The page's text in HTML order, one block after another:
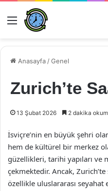
Menü
Anasayfa /Genel
Zurich’te
13 Şubat 2026 2 dakika
İsviçre’nin en büyük şehri
hem de kültürel bir merkez
güzellikleri, tarihi yapıları ve
çekmektedir. Ancak,
özellikle uluslararası seyahat